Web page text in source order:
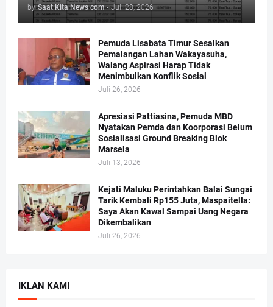
by Saat Kita News com - Juli 28, 2026
Pemuda Lisabata Timur Sesalkan
Pemalangan Lahan Wakayasuha,
Walang Aspirasi Harap Tidak
Menimbulkan Konflik Sosial
Juli 26, 2026
Apresiasi Pattiasina, Pemuda MBD
Nyatakan Pemda dan Koorporasi Belum
Sosialisasi Ground Breaking Blok
Marsela
Juli 13, 2026
Kejati Maluku Perintahkan Balai Sungai
Tarik Kembali Rp155 Juta, Maspaitella:
Saya Akan Kawal Sampai Uang Negara
Dikembalikan
Juli 26, 2026
IKLAN KAMI